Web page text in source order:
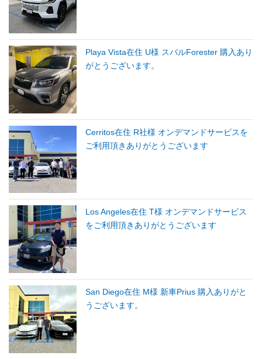
Playa Vista在住 U様 スバルForester 購入あり
がとうございます。
Cerritos在住 R社様 オンデマンドサービスを
ご利用頂きありがとうございます
Los Angeles在住 T様 オンデマンドサービス
をご利用頂きありがとうございます
San Diego在住 M様 新車Prius 購入ありがと
うございます。